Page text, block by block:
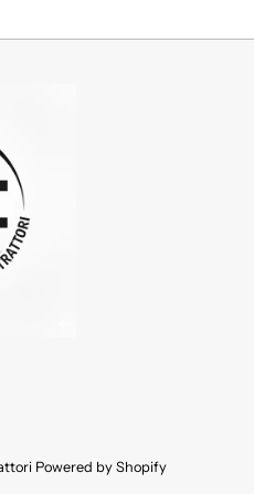
Powered by Shopify